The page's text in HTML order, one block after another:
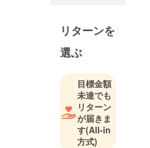
リターンを
選ぶ
目標金額
未達でも
リターン
が届きま
す(All-in
方式)